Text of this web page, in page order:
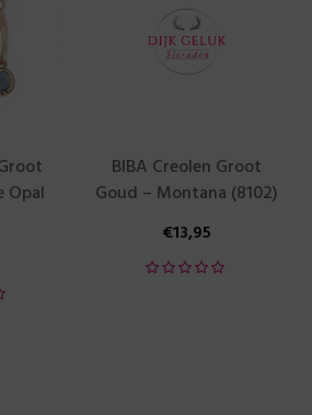
Opal
BIBA Creolen Groot
Goud – Montana (8102)
€13,95